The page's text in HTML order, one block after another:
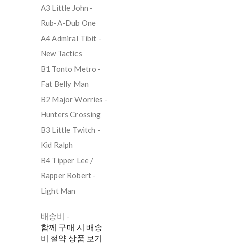
A3 Little John -
Rub-A-Dub One
A4 Admiral Tibit -
New Tactics
B1 Tonto Metro -
Fat Belly Man
B2 Major Worries -
Hunters Crossing
B3 Little Twitch -
Kid Ralph
B4 Tipper Lee /
Rapper Robert -
Light Man
배송비 -
함께 구매 시 배송
비 절약 상품 보기